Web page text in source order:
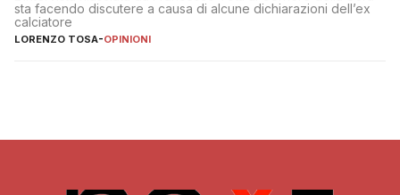
sta facendo discutere a causa di alcune dichiarazioni dell’ex
calciatore
LORENZO TOSA-OPINIONI